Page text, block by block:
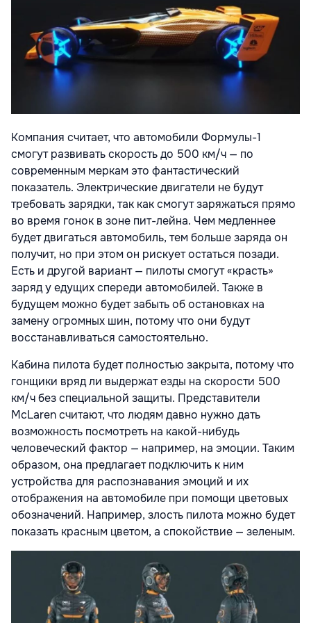
Компания считает, что автомобили Формулы-1
смогут развивать скорость до 500 км/ч — по
современным меркам это фантастический
показатель. Электрические двигатели не будут
требовать зарядки, так как смогут заряжаться прямо
во время гонок в зоне пит-лейна. Чем медленнее
будет двигаться автомобиль, тем больше заряда он
получит, но при этом он рискует остаться позади.
Есть и другой вариант — пилоты смогут «красть»
заряд у едущих спереди автомобилей. Также в
будущем можно будет забыть об остановках на
замену огромных шин, потому что они будут
восстанавливаться самостоятельно.
Кабина пилота будет полностью закрыта, потому что
гонщики вряд ли выдержат езды на скорости 500
км/ч без специальной защиты. Представители
McLaren считают, что людям давно нужно дать
возможность посмотреть на какой-нибудь
человеческий фактор — например, на эмоции. Таким
образом, она предлагает подключить к ним
устройства для распознавания эмоций и их
отображения на автомобиле при помощи цветовых
обозначений. Например, злость пилота можно будет
показать красным цветом, а спокойствие — зеленым.